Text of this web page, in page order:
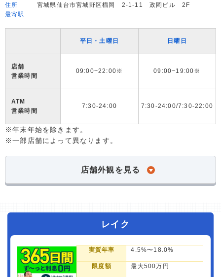
住所
宮城県仙台市宮城野区榴岡 2-1-11 政岡ビル 2F
最寄駅
平日・土曜日 日曜日
店舗
営業時間
09:00~22:00※ 09:00~19:00※
ATM
営業時間
7:30-24:00 7:30-24:00/7:30-22:00
※年末年始を除きます。
※一部店舗によって異なります。
店舗外観を見る
レイク
実質年率 4.5%〜18.0%
限度額 最大500万円